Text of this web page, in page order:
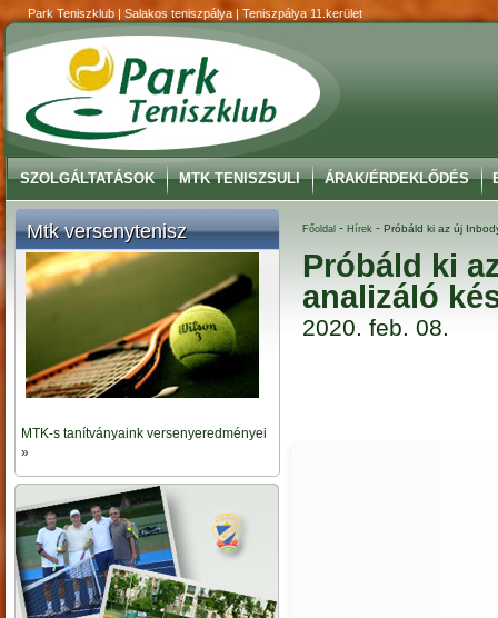
Park Teniszklub | Salakos teniszpálya | Teniszpálya 11.kerület
SZOLGÁLTATÁSOK MTK TENISZSULI ÁRAK/ÉRDEKLŐDÉS
Mtk versenytenisz
MTK-s tanítványaink versenyeredményei
»
Főoldal - Hírek - Próbáld ki az új
Próbáld ki
analizáló
2020. feb. 08.